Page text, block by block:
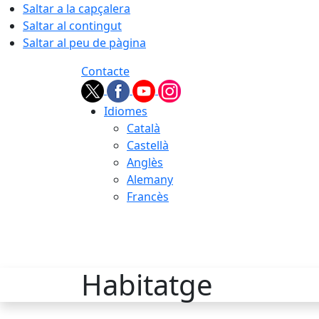
Saltar a la capçalera
Saltar al contingut
Saltar al peu de pàgina
Contacte
Idiomes
Català
Castellà
Anglès
Alemany
Francès
Habitatge